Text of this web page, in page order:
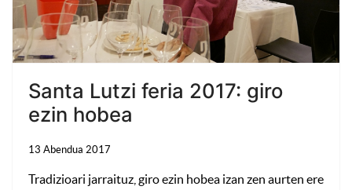
Santa Lutzi feria 2017: giro
ezin hobea
13 Abendua 2017
Tradizioari jarraituz, giro ezin hobea izan zen aurten ere